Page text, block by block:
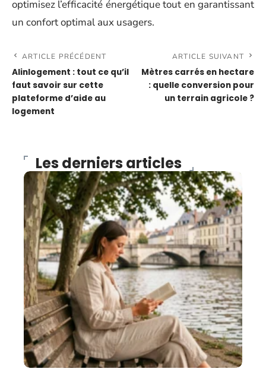
optimisez l’efficacité énergétique tout en garantissant
un confort optimal aux usagers.
ARTICLE PRÉCÉDENT
Alinlogement : tout ce qu’il
faut savoir sur cette
plateforme d’aide au
logement
ARTICLE SUIVANT
Mètres carrés en hectare
: quelle conversion pour
un terrain agricole ?
Les derniers articles